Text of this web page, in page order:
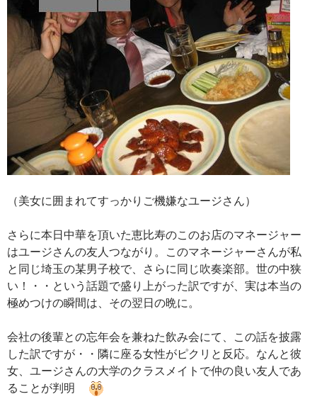
（美女に囲まれてすっかりご機嫌なユージさん）
さらに本日中華を頂いた恵比寿のこのお店のマネージャー
はユージさんの友人つながり。このマネージャーさんが私
と同じ埼玉の某男子校で、さらに同じ吹奏楽部。世の中狭
い！・・という話題で盛り上がった訳ですが、実は本当の
極めつけの瞬間は、その翌日の晩に。
会社の後輩との忘年会を兼ねた飲み会にて、この話を披露
した訳ですが・・隣に座る女性がピクリと反応。なんと彼
女、ユージさんの大学のクラスメイトで仲の良い友人であ
ることが判明